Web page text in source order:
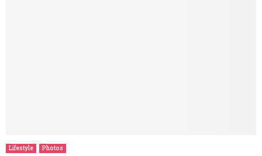
Lifestyle Photos